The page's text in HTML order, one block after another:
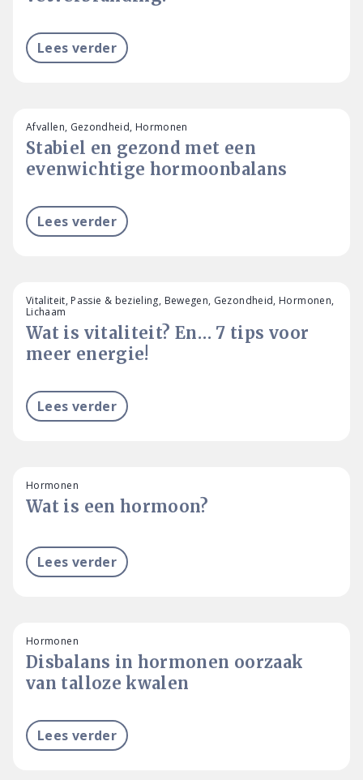
Lees verder
Stabiel en gezond met een
evenwichtige hormoonbalans
Afvallen, Gezondheid, Hormonen
Lees verder
Wat is vitaliteit? En… 7 tips voor
meer energie!
Vitaliteit, Passie & bezieling, Bewegen, Gezondheid, Hormonen,
Lichaam
Lees verder
Wat is een hormoon?
Hormonen
Lees verder
Disbalans in hormonen oorzaak
van talloze kwalen
Hormonen
Lees verder